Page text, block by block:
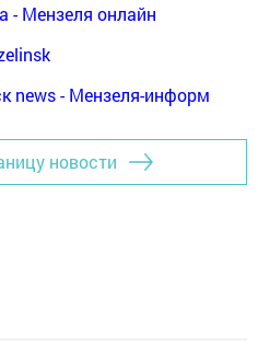
- Мензеля онлайн
news - Мензеля-информ
новости